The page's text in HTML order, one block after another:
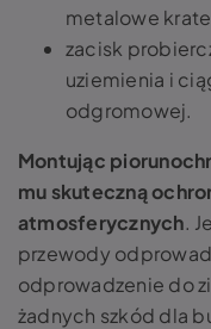
metalowe
zacisk
uziemienia i
odgromowej.
Montując
mu skuteczną
atmosferycznych.
przewody
odprowadzenie do
żadnych szkód dla